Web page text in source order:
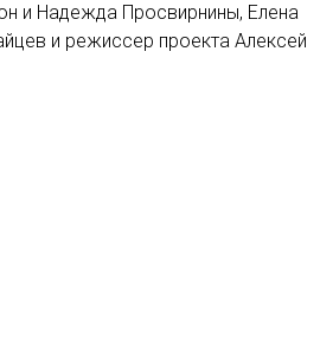
и Надежда Просвирнины, Елена
и режиссер проекта Алексей